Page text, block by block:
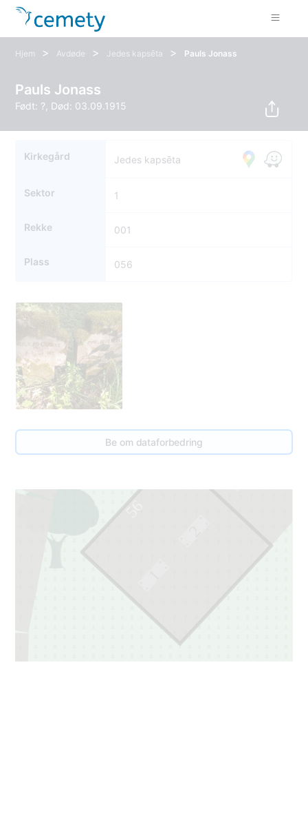
Hjem > Avdøde > Jedes kapsēta > Pauls Jonass
Pauls Jonass
Født: ?, Død: 03.09.1915
Kirkegård Jedes kapsēta
Sektor 1
Rekke 001
Plass 056
Be om dataforbedring
55
56